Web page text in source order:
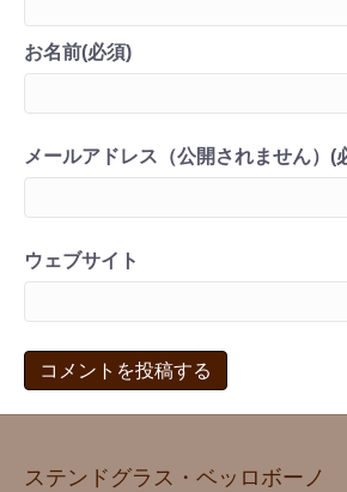
お名前(必須)
メールアドレス（公開されません）(
ウェブサイト
ステンドグラス・ベッロボーノ